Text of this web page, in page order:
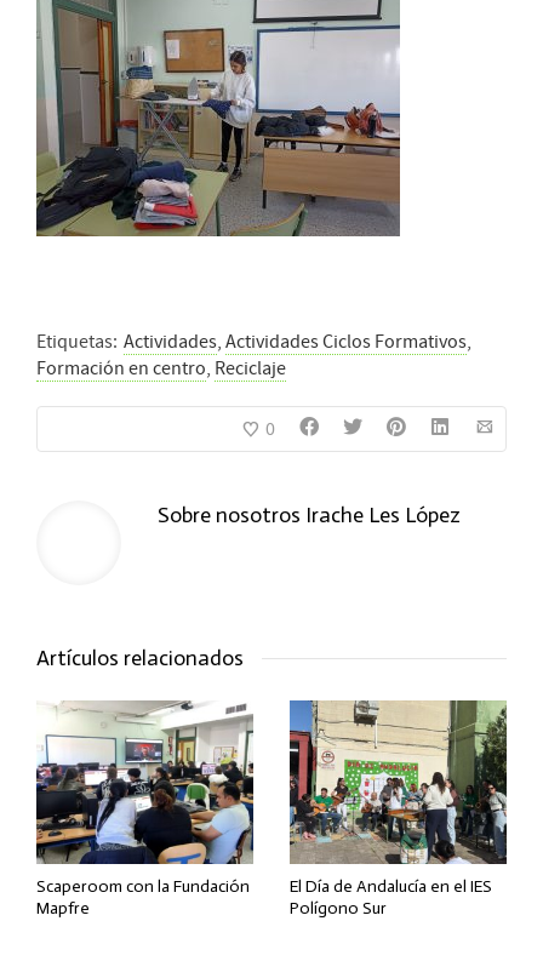
Etiquetas: Actividades, Actividades Ciclos Formativos,
Formación en centro, Reciclaje
0
Sobre nosotros Irache Les López
Artículos relacionados
Scaperoom con la Fundación
Mapfre
El Día de Andalucía en el IES
Polígono Sur